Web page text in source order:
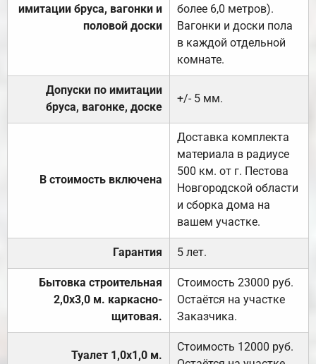
имитации бруса, вагонки и
половой доски
более 6,0 метров).
Вагонки и доски пола
в каждой отдельной
комнате.
Допуски по имитации
бруса, вагонке, доске
+/- 5 мм.
В стоимость включена
Доставка комплекта
материала в радиусе
500 км. от г. Пестова
Новгородской области
и сборка дома на
вашем участке.
Гарантия 5 лет.
Бытовка строительная
2,0х3,0 м. каркасно-
щитовая.
Стоимость 23000 руб.
Остаётся на участке
Заказчика.
Туалет 1,0х1,0 м.
Стоимость 12000 руб.